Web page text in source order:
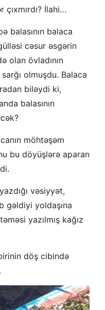
çıxmırdı? İlahi…
balasının balaca
cəsur əsgərin
olan övladının
olmuşdu. Balaca
biləydi ki,
balasının
möhtəşəm
bu döyüşlərə aparan
vəsiyyət,
gəldiyi yoldaşına
yazılmış kağız
döş cibində